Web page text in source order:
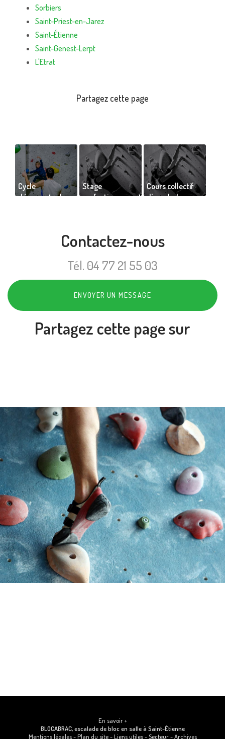
Sorbiers
Saint-Priest-en-Jarez
Saint-Étienne
Saint-Genest-Lerpt
L'Etrat
Cycle
découverte de
Stage
perfectionnement
Cours collectif
d'escalade pour
Contactez-nous
Tél. 04 77 21 55 03
ENVOYER UN MESSAGE
Partagez cette page sur
En savoir +
BLOCABRAC, escalade de bloc en salleà Saint-Étienne
Mentions légales-Plan du site-Liens utiles-Secteur-Archives